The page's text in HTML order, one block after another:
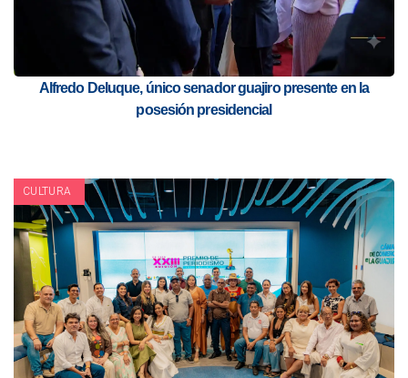
Alfredo Deluque, único senador guajiro presente en la
posesión presidencial
CULTURA